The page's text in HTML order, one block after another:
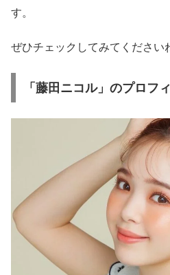
す。
ぜひチェックしてみてください
「藤田ニコル」のプロフ